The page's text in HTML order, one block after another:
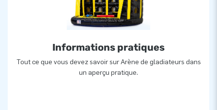
Informations pratiques
Tout ce que vous devez savoir sur Arène de gladiateurs dans
un aperçu pratique.